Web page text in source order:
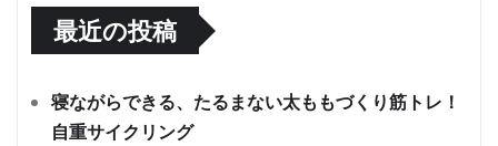
最近の投稿
寝ながらできる、たるまない太ももづくり筋トレ！
自重サイクリング